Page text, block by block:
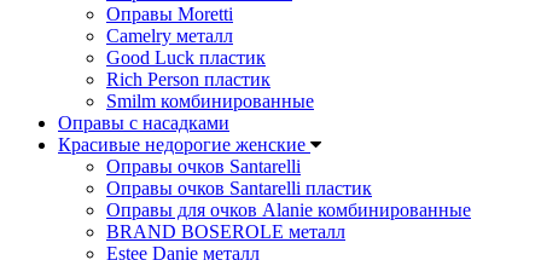
Оправы Moretti
Camelry металл
Good Luck пластик
Rich Person пластик
Smilm комбинированные
Оправы с насадками
Красивые недорогие женские
Оправы очков Santarelli
Оправы очков Santarelli пластик
Оправы для очков Alanie комбинированные
BRAND BOSEROLE металл
Estee Danie металл